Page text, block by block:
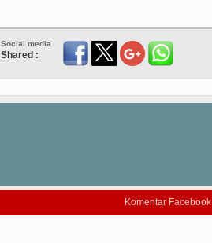
Social media
Shared :
Komentar Facebook